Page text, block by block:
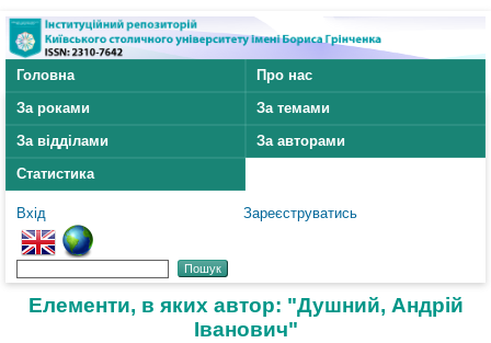
Головна
Про нас
За роками
За темами
За відділами
За авторами
Статистика
Вхід Зареєструватись
Елементи, в яких автор: "Душний, Андрій
Іванович"